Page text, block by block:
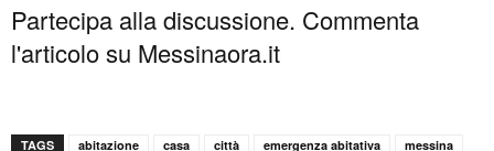
Partecipa alla discussione. Commenta
l'articolo su Messinaora.it
TAGS abitazione casa città emergenza abitativa
messina